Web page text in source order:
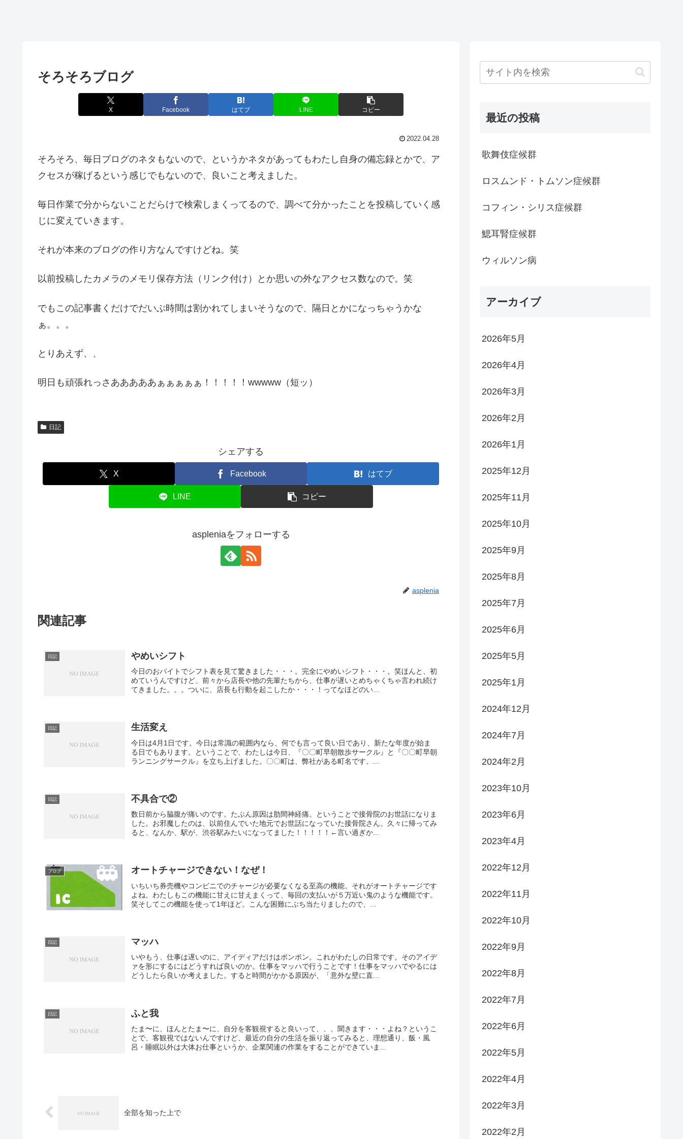
そろそろブログ
X Facebook はてブ LINE コピー
2022.04.28
そろそろ、毎日ブログのネタもないので、というかネタがあってもわたし自身の備忘録とかで、ア
クセスが稼げるという感じでもないので、良いこと考えました。
毎日作業で分からないことだらけで検索しまくってるので、調べて分かったことを投稿していく感
じに変えていきます。
それが本来のブログの作り方なんですけどね。笑
以前投稿したカメラのメモリ保存方法（リンク付け）とか思いの外なアクセス数なので。笑
でもこの記事書くだけでだいぶ時間は割かれてしまいそうなので、隔日とかになっちゃうかな
ぁ。。。
とりあえず、、
明日も頑張れっさあああああぁぁぁぁぁ！！！！！wwwww（短ッ）
日記
シェアする
X Facebook はてブ
LINE コピー
aspleniaをフォローする
asplenia
関連記事
日記 やめいシフト
今日のおバイトでシフト表を見て驚きました・・・。完全にやめいシフト・・・。笑ほんと、初
めていうんですけど、前々から店長や他の先輩たちから、仕事が遅いとめちゃくちゃ言われ続け
てきました。。。ついに、店長も行動を起こしたか・・・！ってなほどのい...
日記 生活変え
今日は4月1日です。今日は常識の範囲内なら、何でも言って良い日であり、新たな年度が始ま
る日でもあります。ということで、わたしは今日、『〇〇町早朝散歩サークル』と『〇〇町早朝
ランニングサークル』を立ち上げました。〇〇町は、弊社がある町名です。...
日記 不具合で②
数日前から脇腹が痛いのです。たぶん原因は肋間神経痛。ということで接骨院のお世話になりま
した。お邪魔したのは、以前住んでいた地元でお世話になっていた接骨院さん。久々に帰ってみ
ると、なんか、駅が、渋谷駅みたいになってました！！！！！←言い過ぎか...
ブログ オートチャージできない！なぜ！
いちいち券売機やコンビニでのチャージが必要なくなる至高の機能。それがオートチャージです
よね。わたしもこの機能に甘えに甘えまくって、毎回の支払いが５万近い鬼のような機能です。
笑そしてこの機能を使って1年ほど。こんな困難にぶち当たりましたので、...
日記 マッハ
いやもう、仕事は遅いのに、アイディアだけはポンポン。これがわたしの日常です。そのアイデ
ァを形にするにはどうすれば良いのか。仕事をマッハで行うことです！仕事をマッハでやるには
どうしたら良いか考えました。すると時間がかかる原因が、「意外な壁に直...
日記 ふと我
たま〜に、ほんとたま〜に、自分を客観視すると良いって、、、聞きます・・・よね？というこ
とで、客観視ではないんですけど、最近の自分の生活を振り返ってみると、理想通り、飯・風
呂・睡眠以外は大体お仕事というか、企業関連の作業をすることができていま...
全部を知った上で
最近の投稿
歌舞伎症候群
ロスムンド・トムソン症候群
コフィン・シリス症候群
鰓耳腎症候群
ウィルソン病
アーカイブ
2026年5月
2026年4月
2026年3月
2026年2月
2026年1月
2025年12月
2025年11月
2025年10月
2025年9月
2025年8月
2025年7月
2025年6月
2025年5月
2025年1月
2024年12月
2024年7月
2024年2月
2023年10月
2023年6月
2023年4月
2022年12月
2022年11月
2022年10月
2022年9月
2022年8月
2022年7月
2022年6月
2022年5月
2022年4月
2022年3月
2022年2月